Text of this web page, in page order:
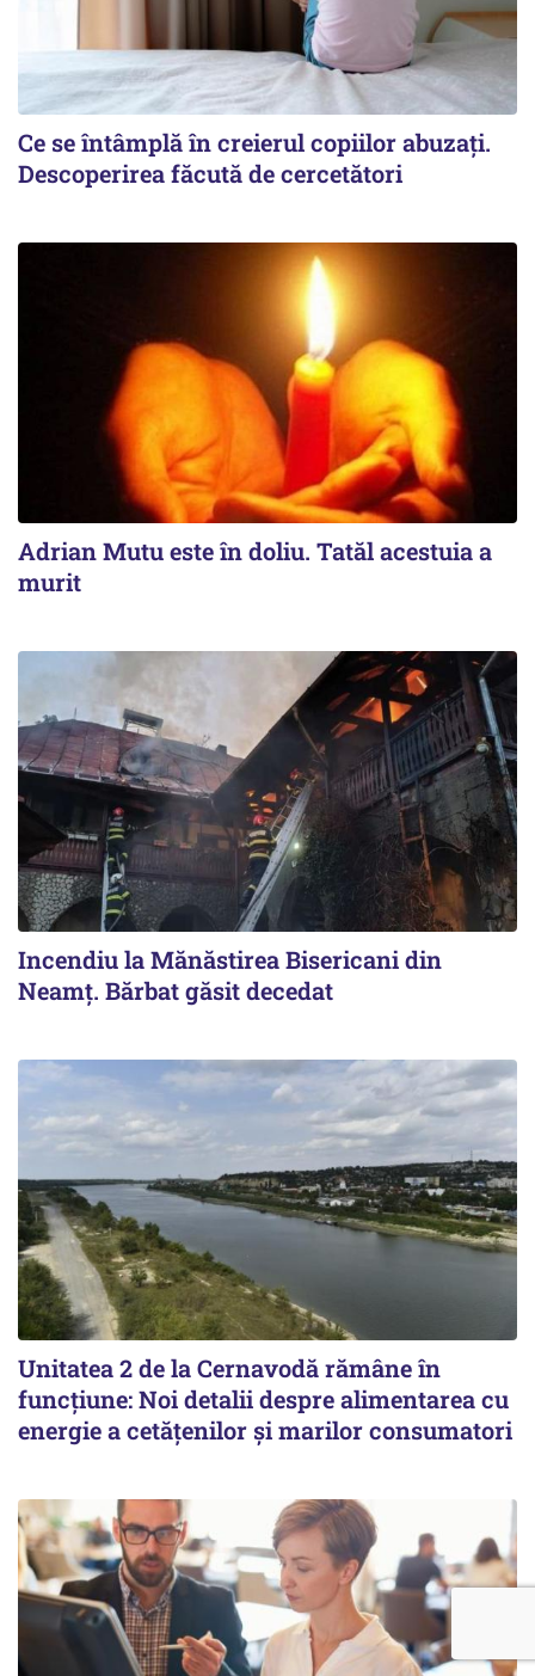
Ce se întâmplă în creierul copiilor abuzați.
Descoperirea făcută de cercetători
Adrian Mutu este în doliu. Tatăl acestuia a
murit
Incendiu la Mănăstirea Bisericani din
Neamţ. Bărbat găsit decedat
Unitatea 2 de la Cernavodă rămâne în
funcțiune: Noi detalii despre alimentarea cu
energie a cetățenilor și marilor consumatori